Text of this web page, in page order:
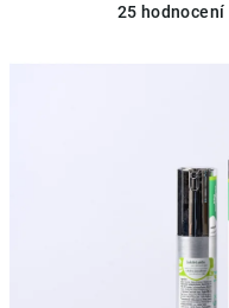
Průměrné
hvězdiček.
25 hodnocení